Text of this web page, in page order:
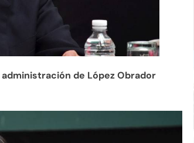
administración de López Obrador